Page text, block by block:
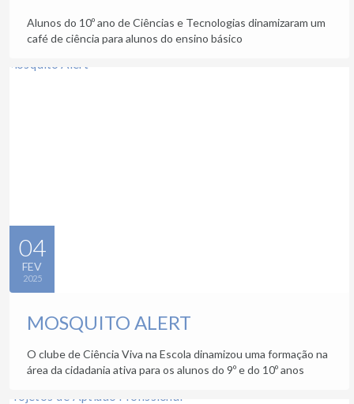
Alunos do 10º ano de Ciências e Tecnologias dinamizaram um
café de ciência para alunos do ensino básico
04
FEV
2025
MOSQUITO ALERT
O clube de Ciência Viva na Escola dinamizou uma formação na
área da cidadania ativa para os alunos do 9º e do 10º anos